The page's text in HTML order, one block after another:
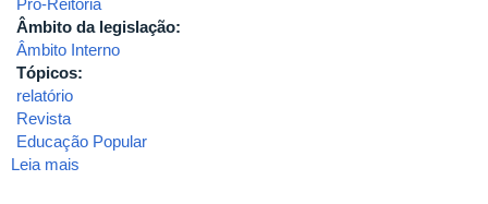
Âmbito da legislação:
Âmbito Interno
Tópicos:
relatório
Revista
Educação Popular
Leia mais